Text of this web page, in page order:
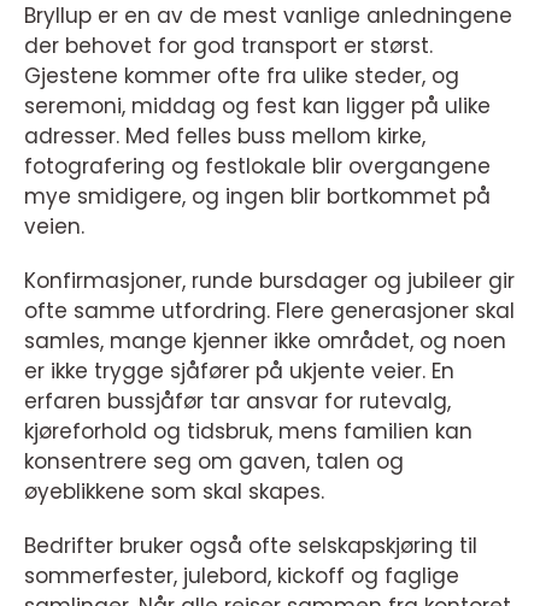
Bryllup er en av de mest vanlige anledningene
der behovet for god transport er størst.
Gjestene kommer ofte fra ulike steder, og
seremoni, middag og fest kan ligger på ulike
adresser. Med felles buss mellom kirke,
fotografering og festlokale blir overgangene
mye smidigere, og ingen blir bortkommet på
veien.
Konfirmasjoner, runde bursdager og jubileer gir
ofte samme utfordring. Flere generasjoner skal
samles, mange kjenner ikke området, og noen
er ikke trygge sjåfører på ukjente veier. En
erfaren bussjåfør tar ansvar for rutevalg,
kjøreforhold og tidsbruk, mens familien kan
konsentrere seg om gaven, talen og
øyeblikkene som skal skapes.
Bedrifter bruker også ofte selskapskjøring til
sommerfester, julebord, kickoff og faglige